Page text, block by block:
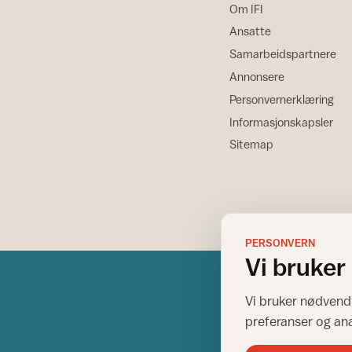
Om IFI
Ansatte
Samarbeidspartnere
Annonsere
Personvernerklæring
Informasjonskapsler
Sitemap
PERSONVERN
Vi
Vi bruker
preferanser og